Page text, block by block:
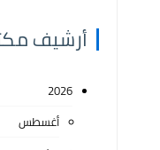
أرشيف
2026
أغسطس